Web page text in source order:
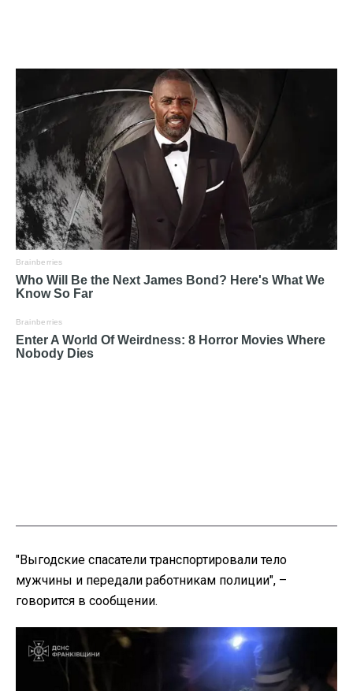
"Выгодские спасатели транспортировали тело
мужчины и передали работникам полиции", –
говорится в сообщении.